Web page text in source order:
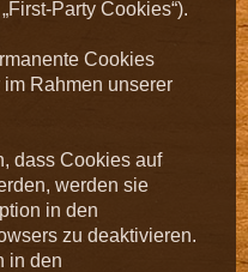
Party Cookies“).
Cookies
Rahmen unserer
dass Cookies auf
werden sie
in den
zu deaktivieren.
in den